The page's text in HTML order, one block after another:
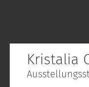
Kristalia